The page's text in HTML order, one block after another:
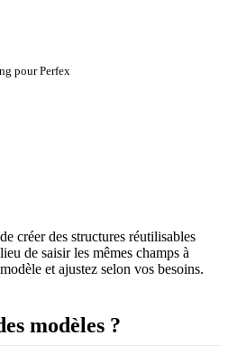
pour Perfex
créer des structures réutilisables
de saisir les mêmes champs à
et ajustez selon vos besoins.
modèles ?